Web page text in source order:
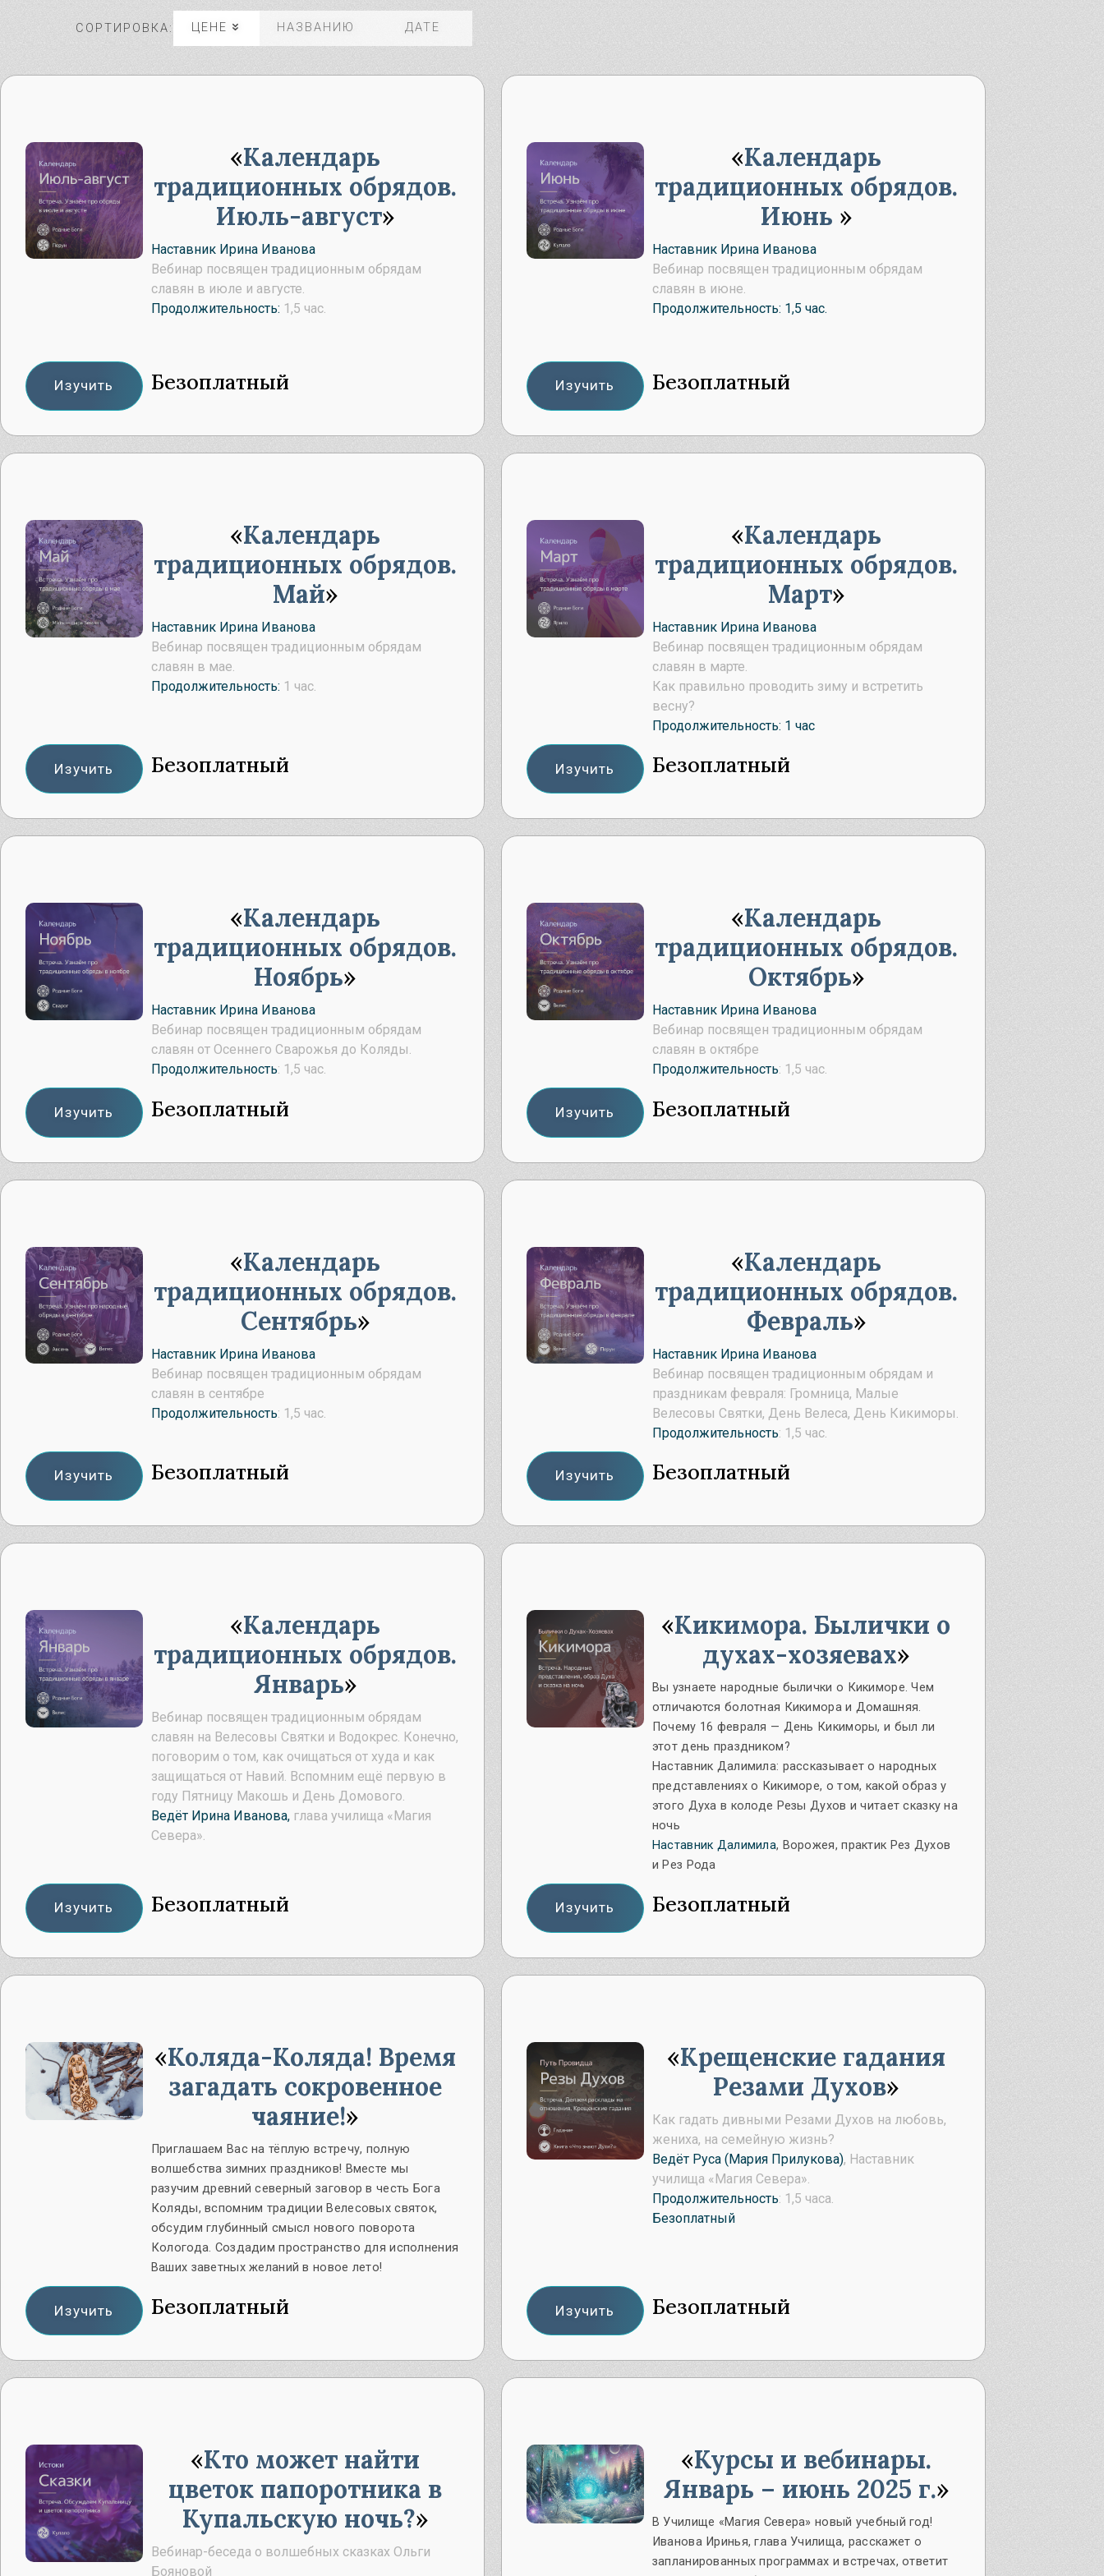
Славянские Боги
Макошь – славянская Богиня
Велес – загадочный славянский
СОРТИРОВКА: ЦЕНЕ НАЗВАНИЮ ДАТЕ
Календарь
традиционных обрядов.
Июль-август
Наставник Ирина Иванова
Вебинар посвящен традиционным обрядам
славян в июле и августе.
Продолжительность: 1,5 час.
Безоплатный
Изучить
Календарь
традиционных обрядов.
Июнь
Наставник Ирина Иванова
Вебинар посвящен традиционным обрядам
славян в июне.
Продолжительность: 1,5 час.
Безоплатный
Изучить
Календарь
традиционных обрядов.
Май
Наставник Ирина Иванова
Вебинар посвящен традиционным обрядам
славян в мае.
Продолжительность: 1 час.
Безоплатный
Изучить
Календарь
традиционных обрядов.
Март
Наставник Ирина Иванова
Вебинар посвящен традиционным обрядам
славян в марте.
Как правильно проводить зиму и встретить
весну?
Продолжительность: 1 час
Безоплатный
Изучить
Календарь
традиционных обрядов.
Ноябрь
Наставник Ирина Иванова
Вебинар посвящен традиционным обрядам
славян от Осеннего Сварожья до Коляды.
Продолжительность: 1,5 час.
Безоплатный
Изучить
Календарь
традиционных обрядов.
Октябрь
Наставник Ирина Иванова
Вебинар посвящен традиционным обрядам
славян в октябре
Продолжительность: 1,5 час.
Безоплатный
Изучить
Календарь
традиционных обрядов.
Сентябрь
Наставник Ирина Иванова
Вебинар посвящен традиционным обрядам
славян в сентябре
Продолжительность: 1,5 час.
Безоплатный
Изучить
Календарь
традиционных обрядов.
Февраль
Наставник Ирина Иванова
Вебинар посвящен традиционным обрядам и
праздникам февраля: Громница, Малые
Велесовы Святки, День Велеса, День Кикиморы.
Продолжительность: 1,5 час.
Безоплатный
Изучить
Календарь
традиционных обрядов.
Январь
Вебинар посвящен традиционным обрядам
славян на Велесовы Святки и Водокрес. Конечно,
поговорим о том, как очищаться от худа и как
защищаться от Навий. Вспомним ещё первую в
году Пятницу Макошь и День Домового.
Ведёт Ирина Иванова,глава училища «Магия
Севера».
Безоплатный
Изучить
Кикимора. Былички о
духах-хозяевах
Вы узнаете народные былички о Кикиморе. Чем
отличаются болотная Кикимора и Домашняя.
Почему 16 февраля — День Кикиморы, и был ли
этот день праздником?
Наставник Далимила: рассказывает о народных
представлениях о Кикиморе, о том, какой образ у
этого Духа в колоде Резы Духов и читает сказку на
ночь
Наставник Далимила, Ворожея, практик Рез Духов
и Рез Рода
Безоплатный
Изучить
Коляда-Коляда! Время
загадать сокровенное
чаяние!
Приглашаем Вас на тёплую встречу, полную
волшебства зимних праздников! Вместе мы
разучим древний северный заговор в честь Бога
Коляды, вспомним традиции Велесовых святок,
обсудим глубинный смысл нового поворота
Кологода. Создадим пространство для исполнения
Ваших заветных желаний в новое лето!
Безоплатный
Изучить
Крещенские гадания
Резами Духов
Как гадать дивными Резами Духов на любовь,
жениха, на семейную жизнь?
Ведёт Руса (Мария Прилукова), Наставник
училища «Магия Севера».
Продолжительность: 1,5 часа.
Безоплатный
Безоплатный
Изучить
Кто может найти
цветок папоротника в
Купальскую ночь?
Вебинар-беседа о волшебных сказках Ольги
Бояновой
Курсы и вебинары.
Январь – июнь 2025 г.
В Училище «Магия Севера» новый учебный год!
Иванова Иринья, глава Училища, расскажет о
запланированных программах и встречах, ответит